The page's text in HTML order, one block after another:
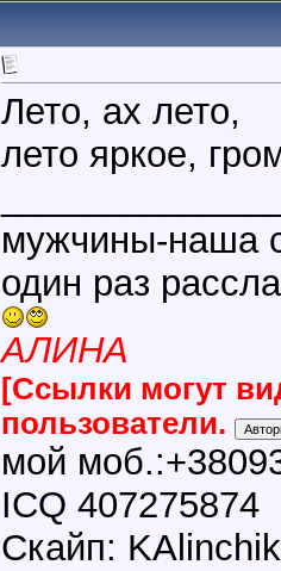
Лето, ах лето,
лето яркое,
мужчины-наша
один раз
АЛИНА
[Ссылки могут
пользователи.
мой
ICQ 407275874
Скайп: